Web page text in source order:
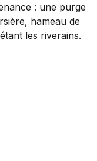
: une purge
hameau de
les riverains.